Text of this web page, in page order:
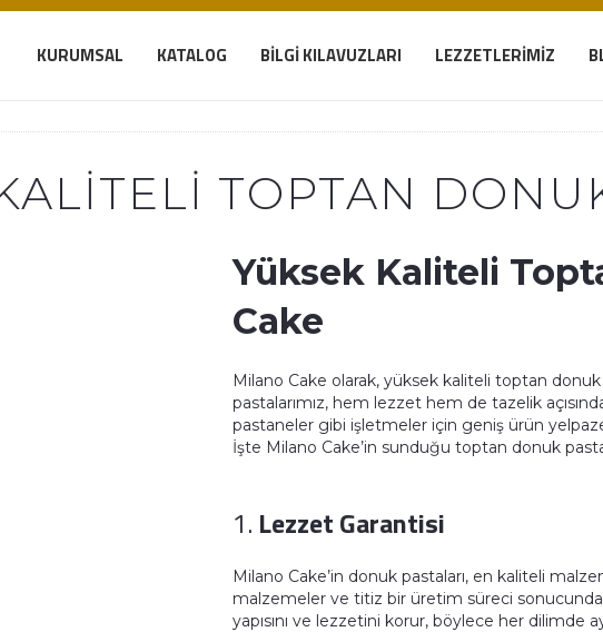
KURUMSAL KATALOG BILGI KILAVUZLARI LEZZETLERIMIZ
TOPTAN
Yüksek Kaliteli
Cake
Milano Cake olarak, yüksek kaliteli toptan donuk
pastalarımız, hem lezzet hem de tazelik
pastaneler gibi işletmeler için geniş ürün
İşte Milano Cake’in sunduğu toptan donuk
1. Lezzet Garantisi
Milano Cake’in donuk pastaları, en kaliteli
malzemeler ve titiz bir üretim süreci sonucunda
yapısını ve lezzetini korur, böylece her dilimde